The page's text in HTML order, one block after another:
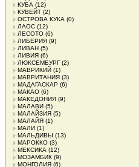
КУБА (12)
КУВЕЙТ (2)
ОСТРОВА КУКА (0)
ЛАОС (12)
ЛЕСОТО (6)
ЛИБЕРИЯ (9)
ЛИВАН (5)
ЛИВИЯ (6)
ЛЮКСЕМБУРГ(2)
МАВРИКИЙ (1)
МАВРИТАНИЯ (3)
МАДАГАСКАР (6)
МАКАО (6)
МАКЕДОНИЯ (9)
МАЛАВИ (5)
МАЛАЙЗИЯ (5)
МАЛАЙЯ (1)
МАЛИ (1)
МАЛЬДИВЫ (13)
МАРОККО (3)
МЕКСИКА (12)
МОЗАМБИК (9)
МОНГОЛИЯ (6)